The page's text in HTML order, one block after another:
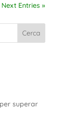
Next Entries »
superar